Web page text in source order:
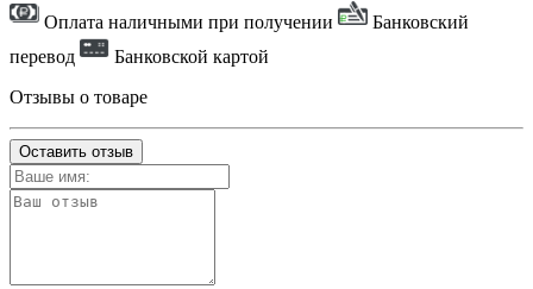
Оплата наличными при получении
Банковский
перевод
Банковской картой
Отзывы о товаре
Оставить отзыв